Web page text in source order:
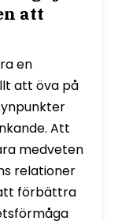
att
en
att öva på
Att
medveten
relationer
förbättra